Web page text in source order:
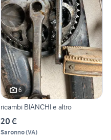
6
ricambi BIANCHI e altro
20 €
Saronno(VA)